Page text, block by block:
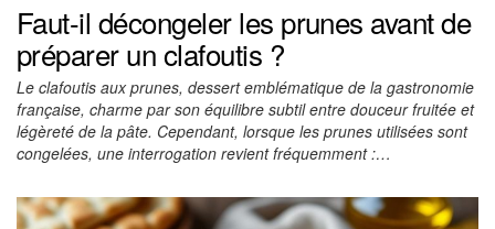
Faut-il décongeler les prunes avant de
préparer un clafoutis ?
Le clafoutis aux prunes, dessert emblématique de la gastronomie
française, charme par son équilibre subtil entre douceur fruitée et
légèreté de la pâte. Cependant, lorsque les prunes utilisées sont
congelées, une interrogation revient fréquemment :…